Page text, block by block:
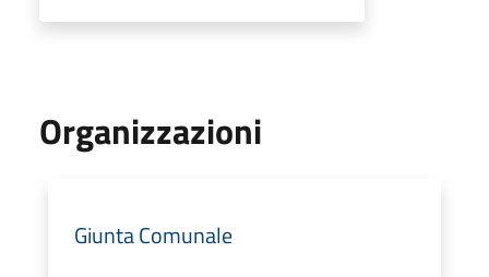
Organizzazioni
Giunta Comunale